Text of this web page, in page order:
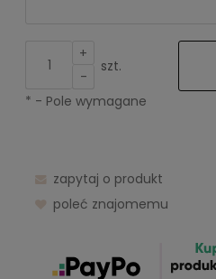
+
-
szt.
* - Pole wymagane
zapytaj o produkt
poleć znajomemu